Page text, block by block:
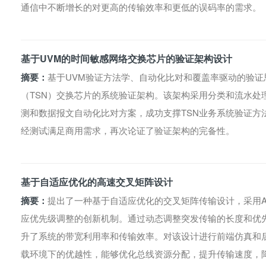
通信中不断增长的对更高的传输效率和更低的误码率的需求。
基于UVM的时间敏感网络交换芯片的验证架构设计
摘要： 基于UVM验证方法学、自动化比对和覆盖率驱动的验
（TSN）交换芯片的系统验证架构。该架构采用分类和流水
测和数据报文自动化比对方案，成功支撑TSN业务系统验证
经测试满足商用需求，再次论证了验证架构的完备性。
基于自适应优化的高速交叉矩阵设计
摘要： 提出了一种基于自适应优化的交叉矩阵传输设计，采
应优先级调整的创新机制。通过动态调整突发传输的长度和
升了系统的带宽利用率和传输效率。对该设计进行前端仿真
载环境下的优越性，能够优化总线资源分配，提升传输速度，